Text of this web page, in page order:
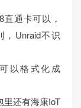
通卡可以，
，Unraid不识
以格式化成
里还有海康IoT